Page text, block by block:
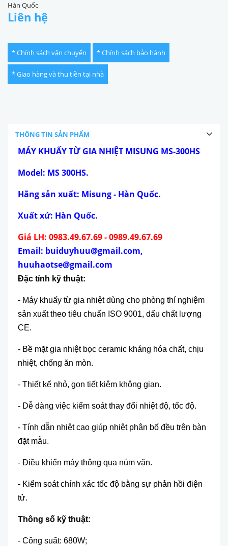
Hàn Quốc
Liên hệ
* Chính sách vận chuyển * Chính sách bảo hành
* Giao hàng và thu tiền tại nhà
THÔNG TIN SẢN PHẨM
MÁY KHUẤY TỪ GIA NHIỆT MISUNG MS-300HS
Model: MS 300HS.
Hãng sản xuất: Misung - Hàn Quốc.
Xuất xứ: Hàn Quốc.
Giá LH: 0983.49.67.69 - 0989.49.67.69
Email: buiduyhuu@gmail.com,
huuhaotse@gmail.com
Đặc tính kỹ thuật:
- Máy khuấy từ gia nhiệt dùng cho phòng thí nghiệm
sản xuất theo tiêu chuẩn ISO 9001, dấu chất lượng
CE.
- Bề mặt gia nhiệt bọc ceramic kháng hóa chất, chịu
nhiệt, chống ăn mòn.
- Thiết kế nhỏ, gọn tiết kiệm không gian.
- Dễ dàng việc kiểm soát thay đổi nhiệt độ, tốc độ.
- Tính dẫn nhiệt cao giúp nhiệt phân bố đều trên bàn
đặt mẫu.
- Điều khiển máy thông qua núm vặn.
- Kiểm soát chính xác tốc độ bằng sự phản hồi điện
tử.
Thông số kỹ thuật:
- Công suất: 680W;